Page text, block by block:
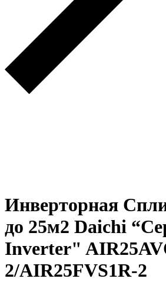
Инверторная
до 25м2 Daichi
Inverter"
2/AIR25FVS1R-2